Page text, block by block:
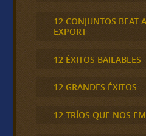
12 CONJUNTOS BEAT
EXPORT
12 ÉXITOS BAILABLES
12 GRANDES ÉXITOS
12 TRÍOS QUE NOS